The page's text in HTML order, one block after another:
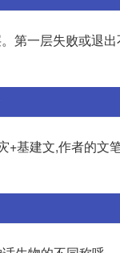
第一层失败或退
+基建文,作者的